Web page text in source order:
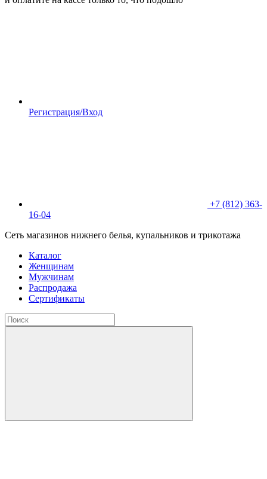
Регистрация/Вход
+7 (812) 363-
16-04
Сеть магазинов нижнего белья, купальников и трикотажа
Каталог
Женщинам
Мужчинам
Распродажа
Сертификаты